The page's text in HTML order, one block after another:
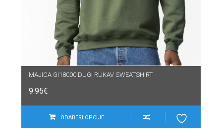
MAJICA GI18000 DUGI RUKAV SWEATSHIRT
9.95€
ODABERI OPCIJE